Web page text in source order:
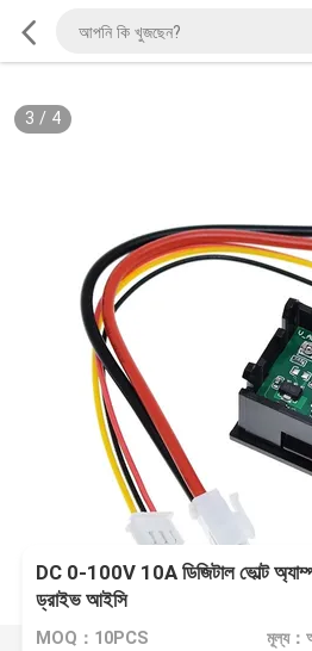
3 / 4
DC 0-100V 10A ডিজিটাল ভোল্ট
ড্রাইভ আইসি
MOQ：10PCS মূল্য：